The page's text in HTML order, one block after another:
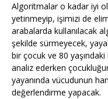
Algoritmalar o kadar iyi
yetinmeyip, işimizi de
arabalarda kullanılacak
şekilde sürmeyecek,
bir çocuk ve 80 yaşındaki
analiz ederken
yayanında vücudunun
değerlendirme yapacak.